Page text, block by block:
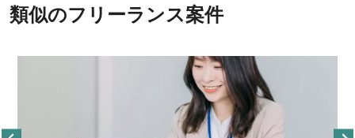
類似のフリーランス案件